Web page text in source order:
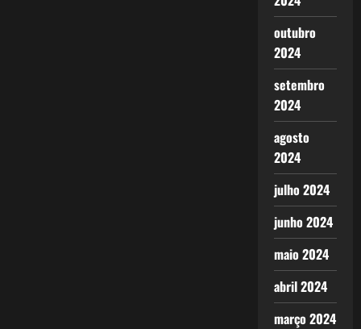
outubro
2024
setembro
2024
agosto
2024
julho 2024
junho 2024
maio 2024
abril 2024
março 2024